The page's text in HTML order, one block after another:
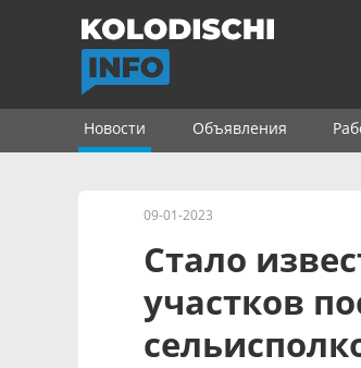
Новости Объявления
09-01-2023
Стало
участков